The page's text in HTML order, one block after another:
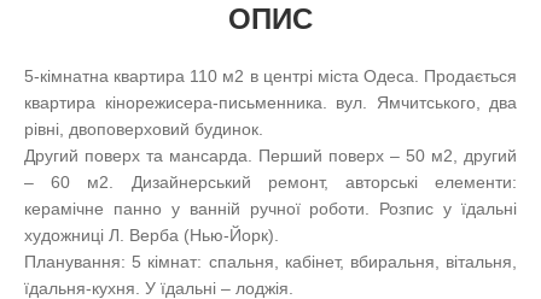
ОПИС
5-кімнатна квартира 110 м2 в центрі міста Одеса. Продається
квартира кінорежисера-письменника. вул. Ямчитського, два
рівні, двоповерховий будинок.
Другий поверх та мансарда. Перший поверх – 50 м2, другий
– 60 м2. Дизайнерський ремонт, авторські елементи:
керамічне панно у ванній ручної роботи. Розпис у їдальні
художниці Л. Верба (Нью-Йорк).
Планування: 5 кімнат: спальня, кабінет, вбиральня, вітальня,
їдальня-кухня. У їдальні – лоджія.